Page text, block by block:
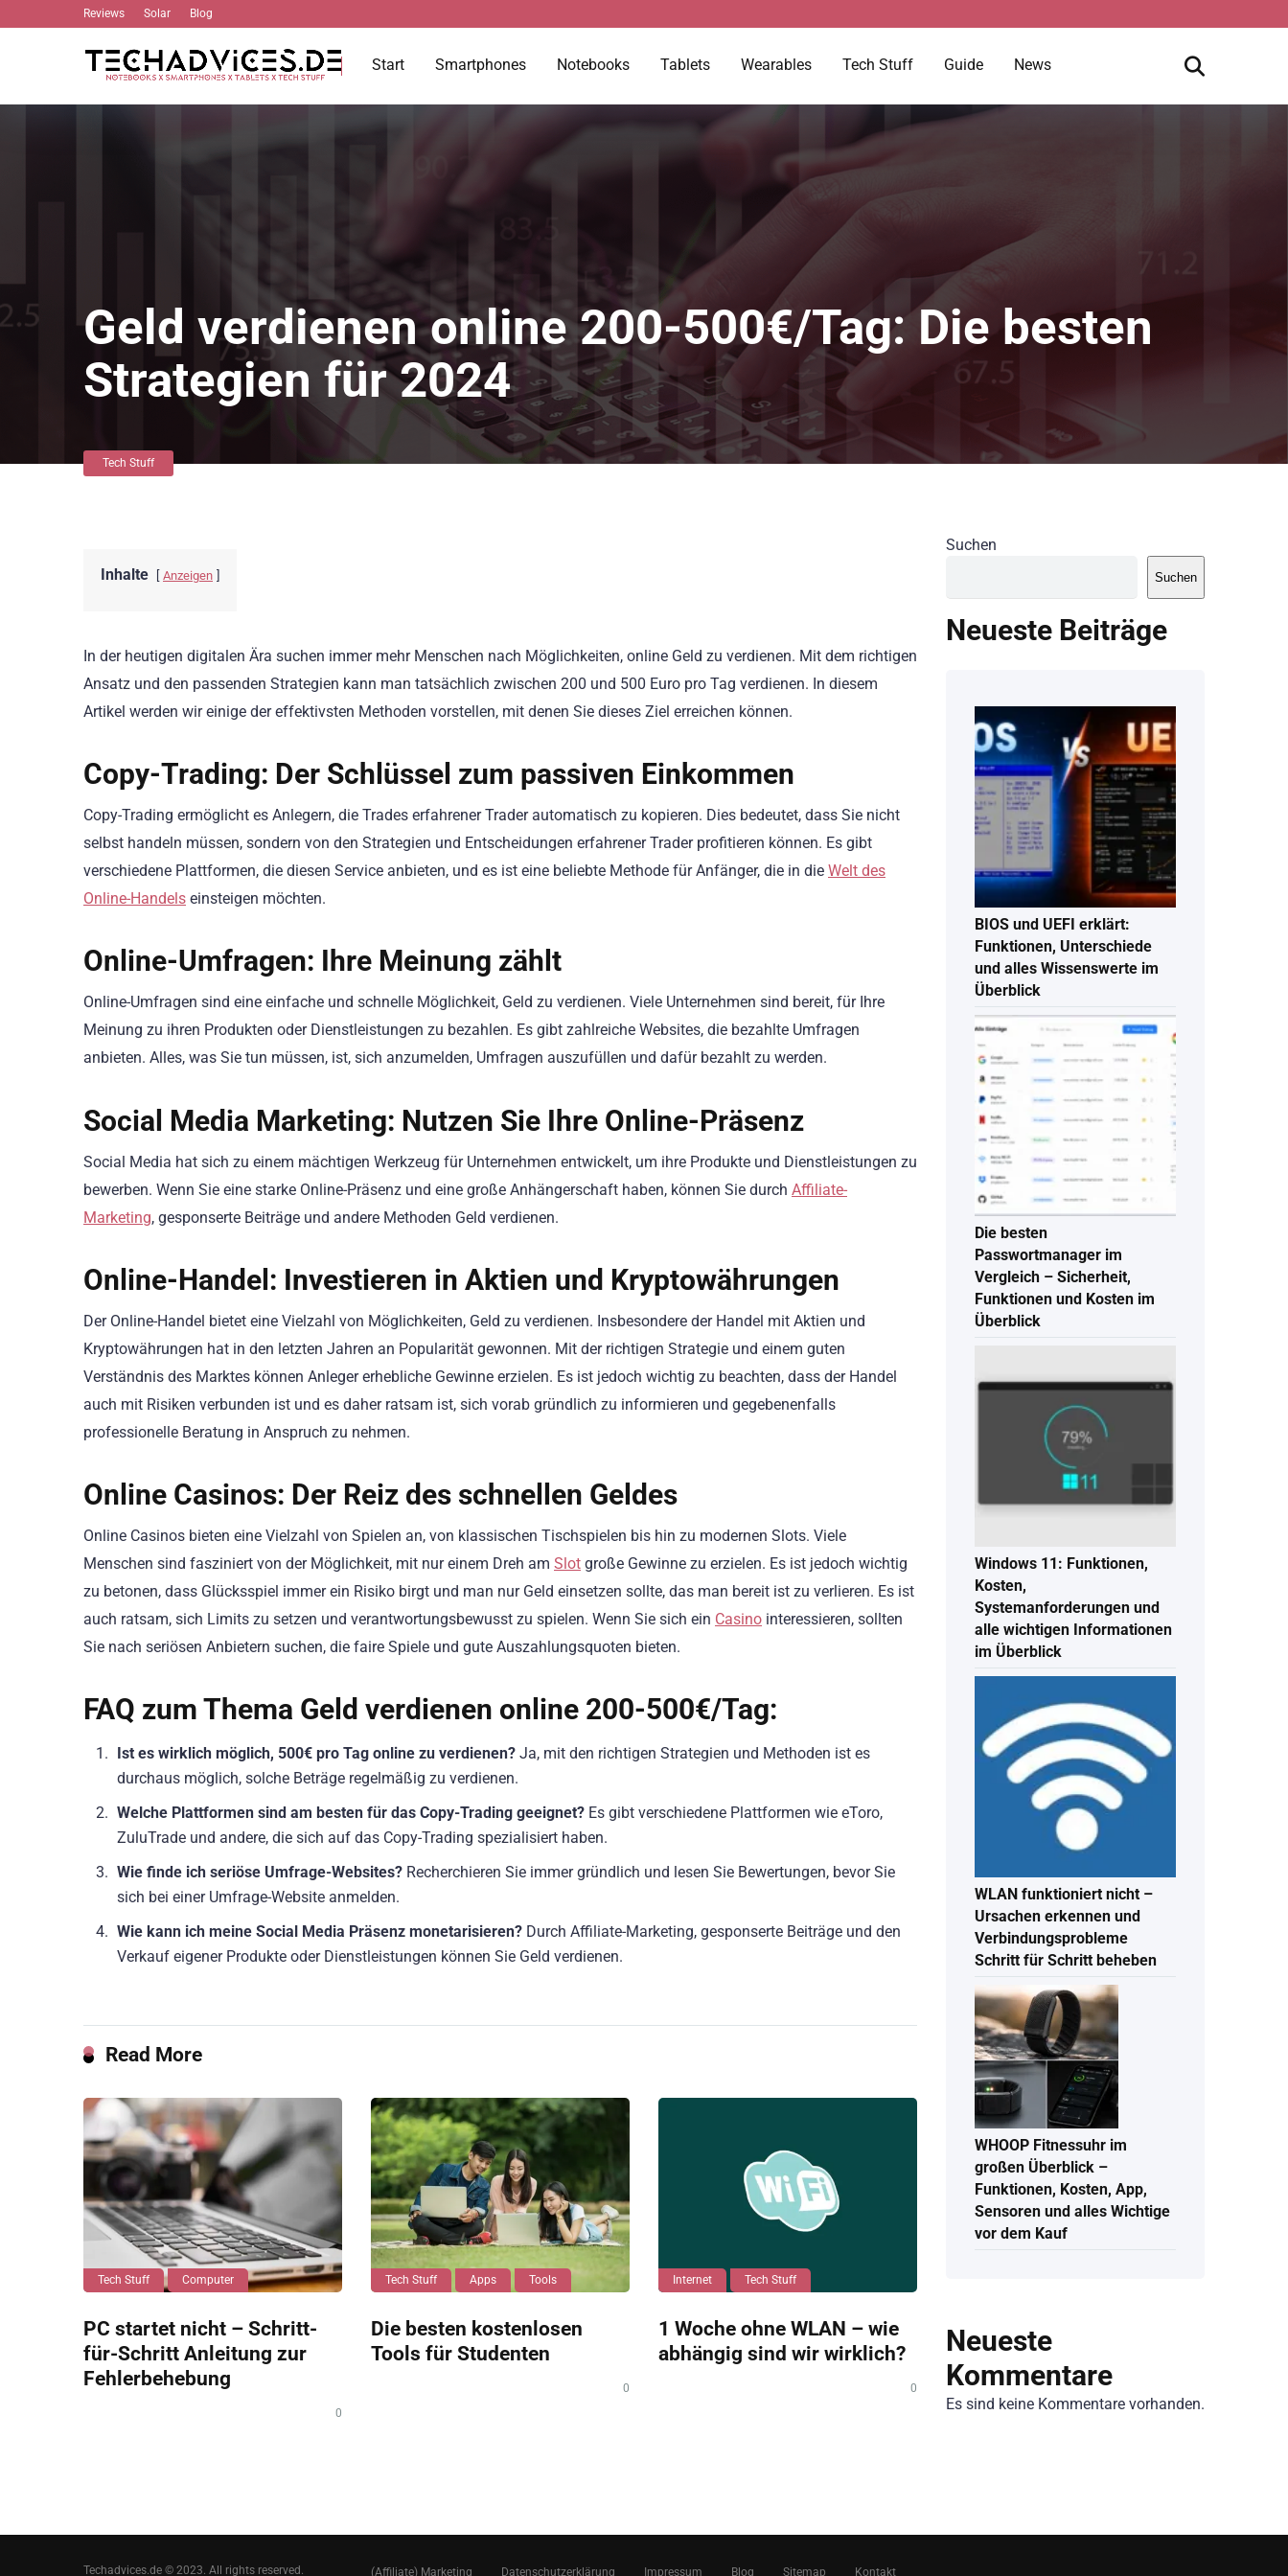
Reviews Solar Blog
Start Smartphones Notebooks Tablets Wearables Tech Stuff Guide News
Geld verdienen online 200-500€/Tag: Die besten
Strategien für 2024
Tech Stuff
Inhalte Anzeigen
In der heutigen digitalen Ära suchen immer mehr Menschen nach Möglichkeiten, online Geld zu verdienen. Mit dem richtigen
Ansatz und den passenden Strategien kann man tatsächlich zwischen 200 und 500 Euro pro Tag verdienen. In diesem
Artikel werden wir einige der effektivsten Methoden vorstellen, mit denen Sie dieses Ziel erreichen können.
Copy-Trading: Der Schlüssel zum passiven Einkommen
Copy-Trading ermöglicht es Anlegern, die Trades erfahrener Trader automatisch zu kopieren. Dies bedeutet, dass Sie nicht
selbst handeln müssen, sondern von den Strategien und Entscheidungen erfahrener Trader profitieren können. Es gibt
verschiedene Plattformen, die diesen Service anbieten, und es ist eine beliebte Methode für Anfänger, die in die Welt des
Online-Handels einsteigen möchten.
Online-Umfragen: Ihre Meinung zählt
Online-Umfragen sind eine einfache und schnelle Möglichkeit, Geld zu verdienen. Viele Unternehmen sind bereit, für Ihre
Meinung zu ihren Produkten oder Dienstleistungen zu bezahlen. Es gibt zahlreiche Websites, die bezahlte Umfragen
anbieten. Alles, was Sie tun müssen, ist, sich anzumelden, Umfragen auszufüllen und dafür bezahlt zu werden.
Social Media Marketing: Nutzen Sie Ihre Online-Präsenz
Social Media hat sich zu einem mächtigen Werkzeug für Unternehmen entwickelt, um ihre Produkte und Dienstleistungen zu
bewerben. Wenn Sie eine starke Online-Präsenz und eine große Anhängerschaft haben, können Sie durch Affiliate-
Marketing, gesponserte Beiträge und andere Methoden Geld verdienen.
Online-Handel: Investieren in Aktien und Kryptowährungen
Der Online-Handel bietet eine Vielzahl von Möglichkeiten, Geld zu verdienen. Insbesondere der Handel mit Aktien und
Kryptowährungen hat in den letzten Jahren an Popularität gewonnen. Mit der richtigen Strategie und einem guten
Verständnis des Marktes können Anleger erhebliche Gewinne erzielen. Es ist jedoch wichtig zu beachten, dass der Handel
auch mit Risiken verbunden ist und es daher ratsam ist, sich vorab gründlich zu informieren und gegebenenfalls
professionelle Beratung in Anspruch zu nehmen.
Online Casinos: Der Reiz des schnellen Geldes
Online Casinos bieten eine Vielzahl von Spielen an, von klassischen Tischspielen bis hin zu modernen Slots. Viele
Menschen sind fasziniert von der Möglichkeit, mit nur einem Dreh am Slot große Gewinne zu erzielen. Es ist jedoch wichtig
zu betonen, dass Glücksspiel immer ein Risiko birgt und man nur Geld einsetzen sollte, das man bereit ist zu verlieren. Es ist
auch ratsam, sich Limits zu setzen und verantwortungsbewusst zu spielen. Wenn Sie sich ein Casino interessieren, sollten
Sie nach seriösen Anbietern suchen, die faire Spiele und gute Auszahlungsquoten bieten.
FAQ zum Thema Geld verdienen online 200-500€/Tag:
Ist es wirklich möglich, 500€ pro Tag online zu verdienen? Ja, mit den richtigen Strategien und Methoden ist es
durchaus möglich, solche Beträge regelmäßig zu verdienen.
Welche Plattformen sind am besten für das Copy-Trading geeignet? Es gibt verschiedene Plattformen wie eToro,
ZuluTrade und andere, die sich auf das Copy-Trading spezialisiert haben.
Wie finde ich seriöse Umfrage-Websites? Recherchieren Sie immer gründlich und lesen Sie Bewertungen, bevor Sie
sich bei einer Umfrage-Website anmelden.
Wie kann ich meine Social Media Präsenz monetarisieren? Durch Affiliate-Marketing, gesponserte Beiträge und den
Verkauf eigener Produkte oder Dienstleistungen können Sie Geld verdienen.
Read More
Tech Stuff Computer
PC startet nicht – Schritt-
für-Schritt Anleitung zur
Fehlerbehebung
0
Tech Stuff Apps Tools
Die besten kostenlosen
Tools für Studenten
0
Internet Tech Stuff
1 Woche ohne WLAN – wie
abhängig sind wir wirklich?
0
Suchen
Suchen
Neueste Beiträge
BIOS und UEFI erklärt:
Funktionen, Unterschiede
und alles Wissenswerte im
Überblick
Die besten
Passwortmanager im
Vergleich – Sicherheit,
Funktionen und Kosten im
Überblick
Windows 11: Funktionen,
Kosten,
Systemanforderungen und
alle wichtigen Informationen
im Überblick
WLAN funktioniert nicht –
Ursachen erkennen und
Verbindungsprobleme
Schritt für Schritt beheben
WHOOP Fitnessuhr im
großen Überblick –
Funktionen, Kosten, App,
Sensoren und alles Wichtige
vor dem Kauf
Neueste
Kommentare
Es sind keine Kommentare vorhanden.
Techadvices.de © 2023. All rights reserved. (Affiliate) Marketing Datenschutzerklärung Impressum Blog Sitemap Kontakt